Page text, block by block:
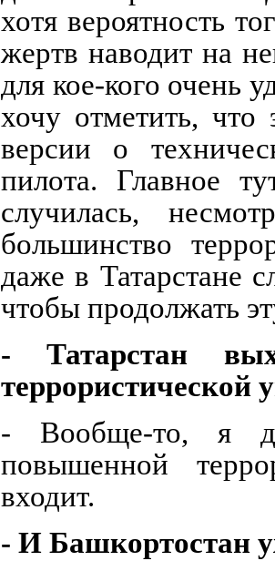
хотя вероятность
жертв наводит на
для кое-кого очень
хочу отметить, что
версии о
пилота. Главное
случилась,
большинство
даже в Татарстане
чтобы продолжать
- Татарстан
террористической
- Вообще-то, я
повышенной
входит.
- И Башкортостан